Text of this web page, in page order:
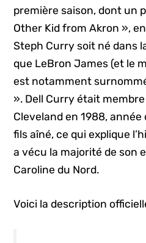
première saison, dont un
Other Kid from Akron »,
Steph Curry soit né dans
que LeBron James (et le
est notamment
». Dell Curry était
Cleveland en 1988,
fils aîné, ce qui explique
a vécu la majorité de son
Caroline du Nord.
Voici la description